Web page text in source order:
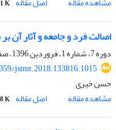
K
اصالت فرد و جامعه و آثار آن
دوره 7، شماره 1، فروردین 1396، صفحه
jstmt.2018.133816.1015
حسن خیری
مشاهده مقاله
اصل مقاله K